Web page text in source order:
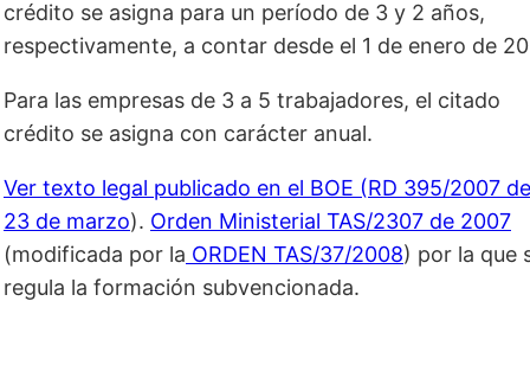
crédito se asigna para un período de 3 y 2 años,
respectivamente, a contar desde el 1 de enero de
Para las empresas de 3 a 5 trabajadores, el citado
crédito se asigna con carácter anual.
Ver texto legal publicado en el BOE (RD 395/2007 de
23 de marzo). Orden Ministerial TAS/2307 de 2007
(modificada por la ORDEN TAS/37/2008) por la que
regula la formación subvencionada.